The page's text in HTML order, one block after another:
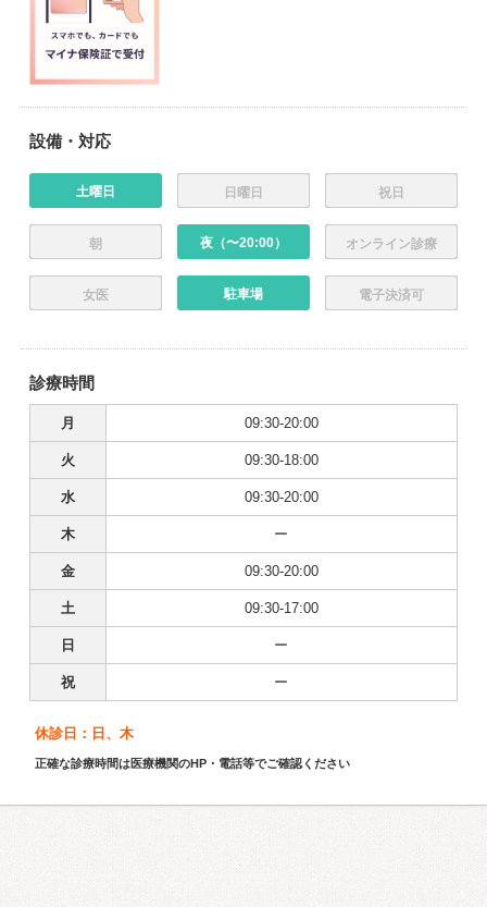
設備・対応
土曜日 日曜日 祝日
朝 夜（〜20:00） オンライン診療
女医 駐車場 電子決済可
診療時間
月 09:30-20:00
火 09:30-18:00
水 09:30-20:00
木 ー
金 09:30-20:00
土 09:30-17:00
日 ー
祝 ー
休診日：日、木
正確な診療時間は医療機関のHP・電話等でご確認ください